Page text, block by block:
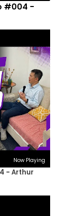
#004 -
Now Playing
- Arthur